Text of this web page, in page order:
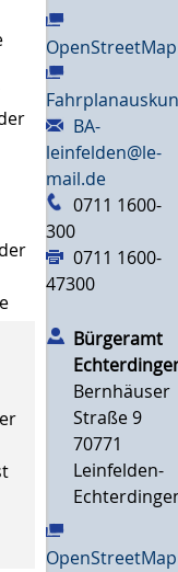
OpenStreetMap
BA-
leinfelden@le-
mail.de
0711 1600-
300
0711 1600-
47300
Bürgeramt
Bernhäuser
Straße 9
70771
Leinfelden-
OpenStreetMap